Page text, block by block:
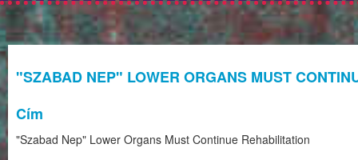
"SZABAD NEP" LOWER ORGANS MUST
Cím
"Szabad Nep" Lower Organs Must Continue Rehabilitation